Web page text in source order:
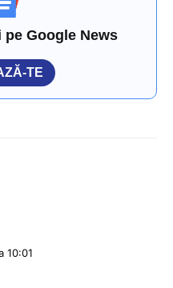
Google News
TE
10:01